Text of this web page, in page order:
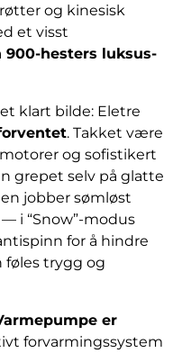
og kinesisk
et visst
900-hesters luksus-
klart bilde: Eletre
. Takket være
og sofistikert
grepet selv på glatte
jobber sømløst
i “Snow”-modus
for å hindre
føles trygg og
er
forvarmingssystem